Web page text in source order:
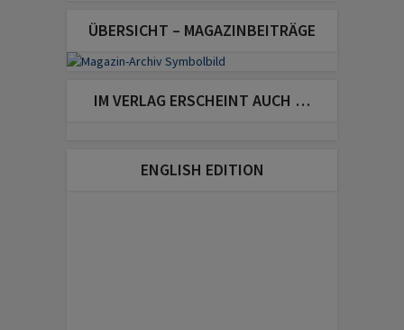
ÜBERSICHT – MAGAZINBEITRÄGE
IM VERLAG ERSCHEINT AUCH …
ENGLISH EDITION